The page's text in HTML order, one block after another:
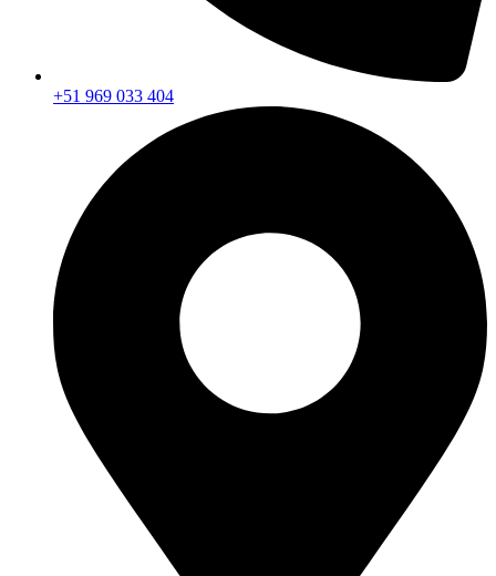
+51 969 033 404